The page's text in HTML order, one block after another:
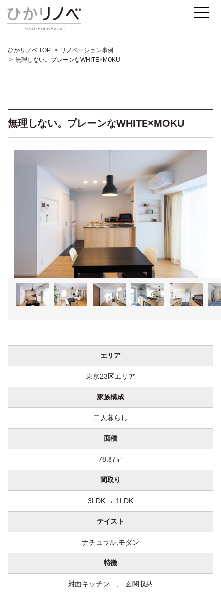
ひかリノベ TOP
リノベーション事例
無理しない。プレーンなWHITE×MOKU
無理しない。プレーンなWHITE×MOKU
エリア
東京23区エリア
家族構成
二人暮らし
面積
78.87㎡
間取り
3LDK → 1LDK
テイスト
ナチュラル,モダン
特徴
対面キッチン , 玄関収納